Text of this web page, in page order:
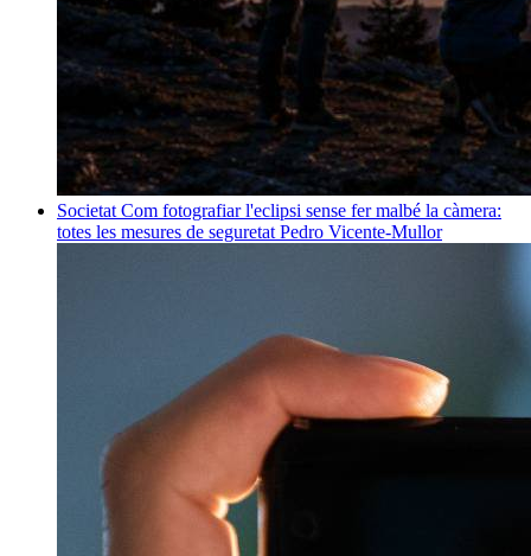
Societat Com fotografiar l'eclipsi sense fer malbé la càmera:
totes les mesures de seguretat Pedro Vicente-Mullor